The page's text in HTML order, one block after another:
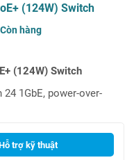
(124W) Switch
Còn hàng
(124W) Switch
1GbE, power-over-
trợ kỹ thuật